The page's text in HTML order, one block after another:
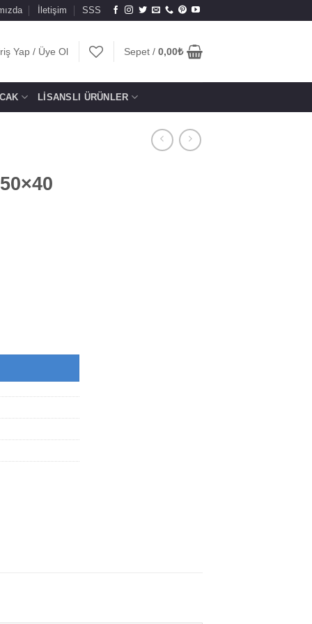
İletişim SSS
Yap / Üye Ol Sepet / 0,00₺
LISANSLI ÜRÜNLER